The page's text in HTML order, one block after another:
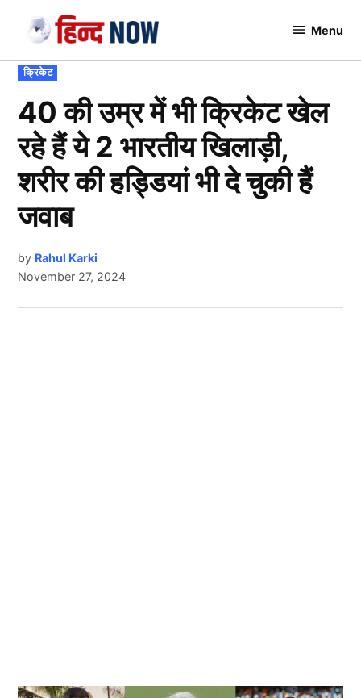
content
Menu
POSTED
IN
क्रिकेट
40 की उम्र में भी क्रिकेट खेल
रहे हैं ये 2 भारतीय खिलाड़ी,
शरीर की हड्डियां भी दे चुकी हैं
जवाब
by Rahul Karki
November 27, 2024